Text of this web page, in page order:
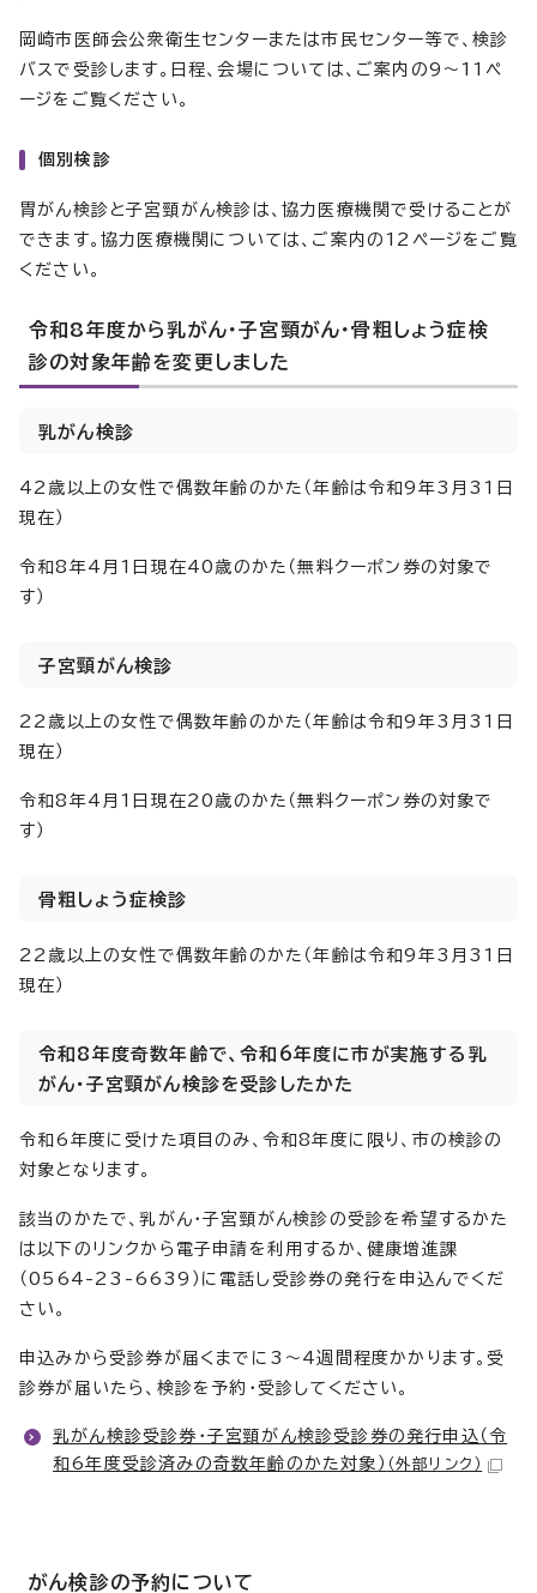
岡崎市医師会公衆衛生センターまたは市民センター等で、検診
バスで受診します。日程、会場については、ご案内の9～11ペ
ージをご覧ください。
個別検診
胃がん検診と子宮頸がん検診は、協力医療機関で受けることが
できます。協力医療機関については、ご案内の12ページをご覧
ください。
令和8年度から乳がん・子宮頸がん・骨粗しょう症検
診の対象年齢を変更しました
乳がん検診
42歳以上の女性で偶数年齢のかた（年齢は令和9年3月31日
現在）
令和8年4月1日現在40歳のかた（無料クーポン券の対象で
す）
子宮頸がん検診
22歳以上の女性で偶数年齢のかた（年齢は令和9年3月31日
現在）
令和8年4月1日現在20歳のかた（無料クーポン券の対象で
す）
骨粗しょう症検診
22歳以上の女性で偶数年齢のかた（年齢は令和9年3月31日
現在）
令和8年度奇数年齢で、令和6年度に市が実施する乳
がん・子宮頸がん検診を受診したかた
令和6年度に受けた項目のみ、令和8年度に限り、市の検診の
対象となります。
該当のかたで、乳がん・子宮頸がん検診の受診を希望するかた
は以下のリンクから電子申請を利用するか、健康増進課
（0564-23-6639）に電話し受診券の発行を申込んでくだ
さい。
申込みから受診券が届くまでに3～4週間程度かかります。受
診券が届いたら、検診を予約・受診してください。
乳がん検診受診券・子宮頸がん検診受診券の発行申込（令
和6年度受診済みの奇数年齢のかた対象） （外部リンク）
がん検診の予約について